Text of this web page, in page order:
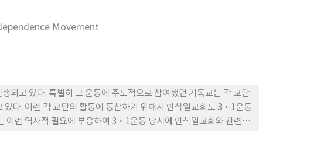
인한 그의 심판과 지옥의 형벌 아래에 있는 끔찍한 상태이다. 구제
진하여 영혼의 건강을 회복하여 궁극적으로 천국으로 향하게 한다.
Movement
되고 있다. 특별히 그 운동에 주도적으로 참여했던 기독교는 각 교단
다. 이런 각 교단의 활동에 동참하기 위해서 안식일교회도 3·1운동
이런 역사적 필요에 부응하여 3·1운동 당시에 안식일교회와 관련된